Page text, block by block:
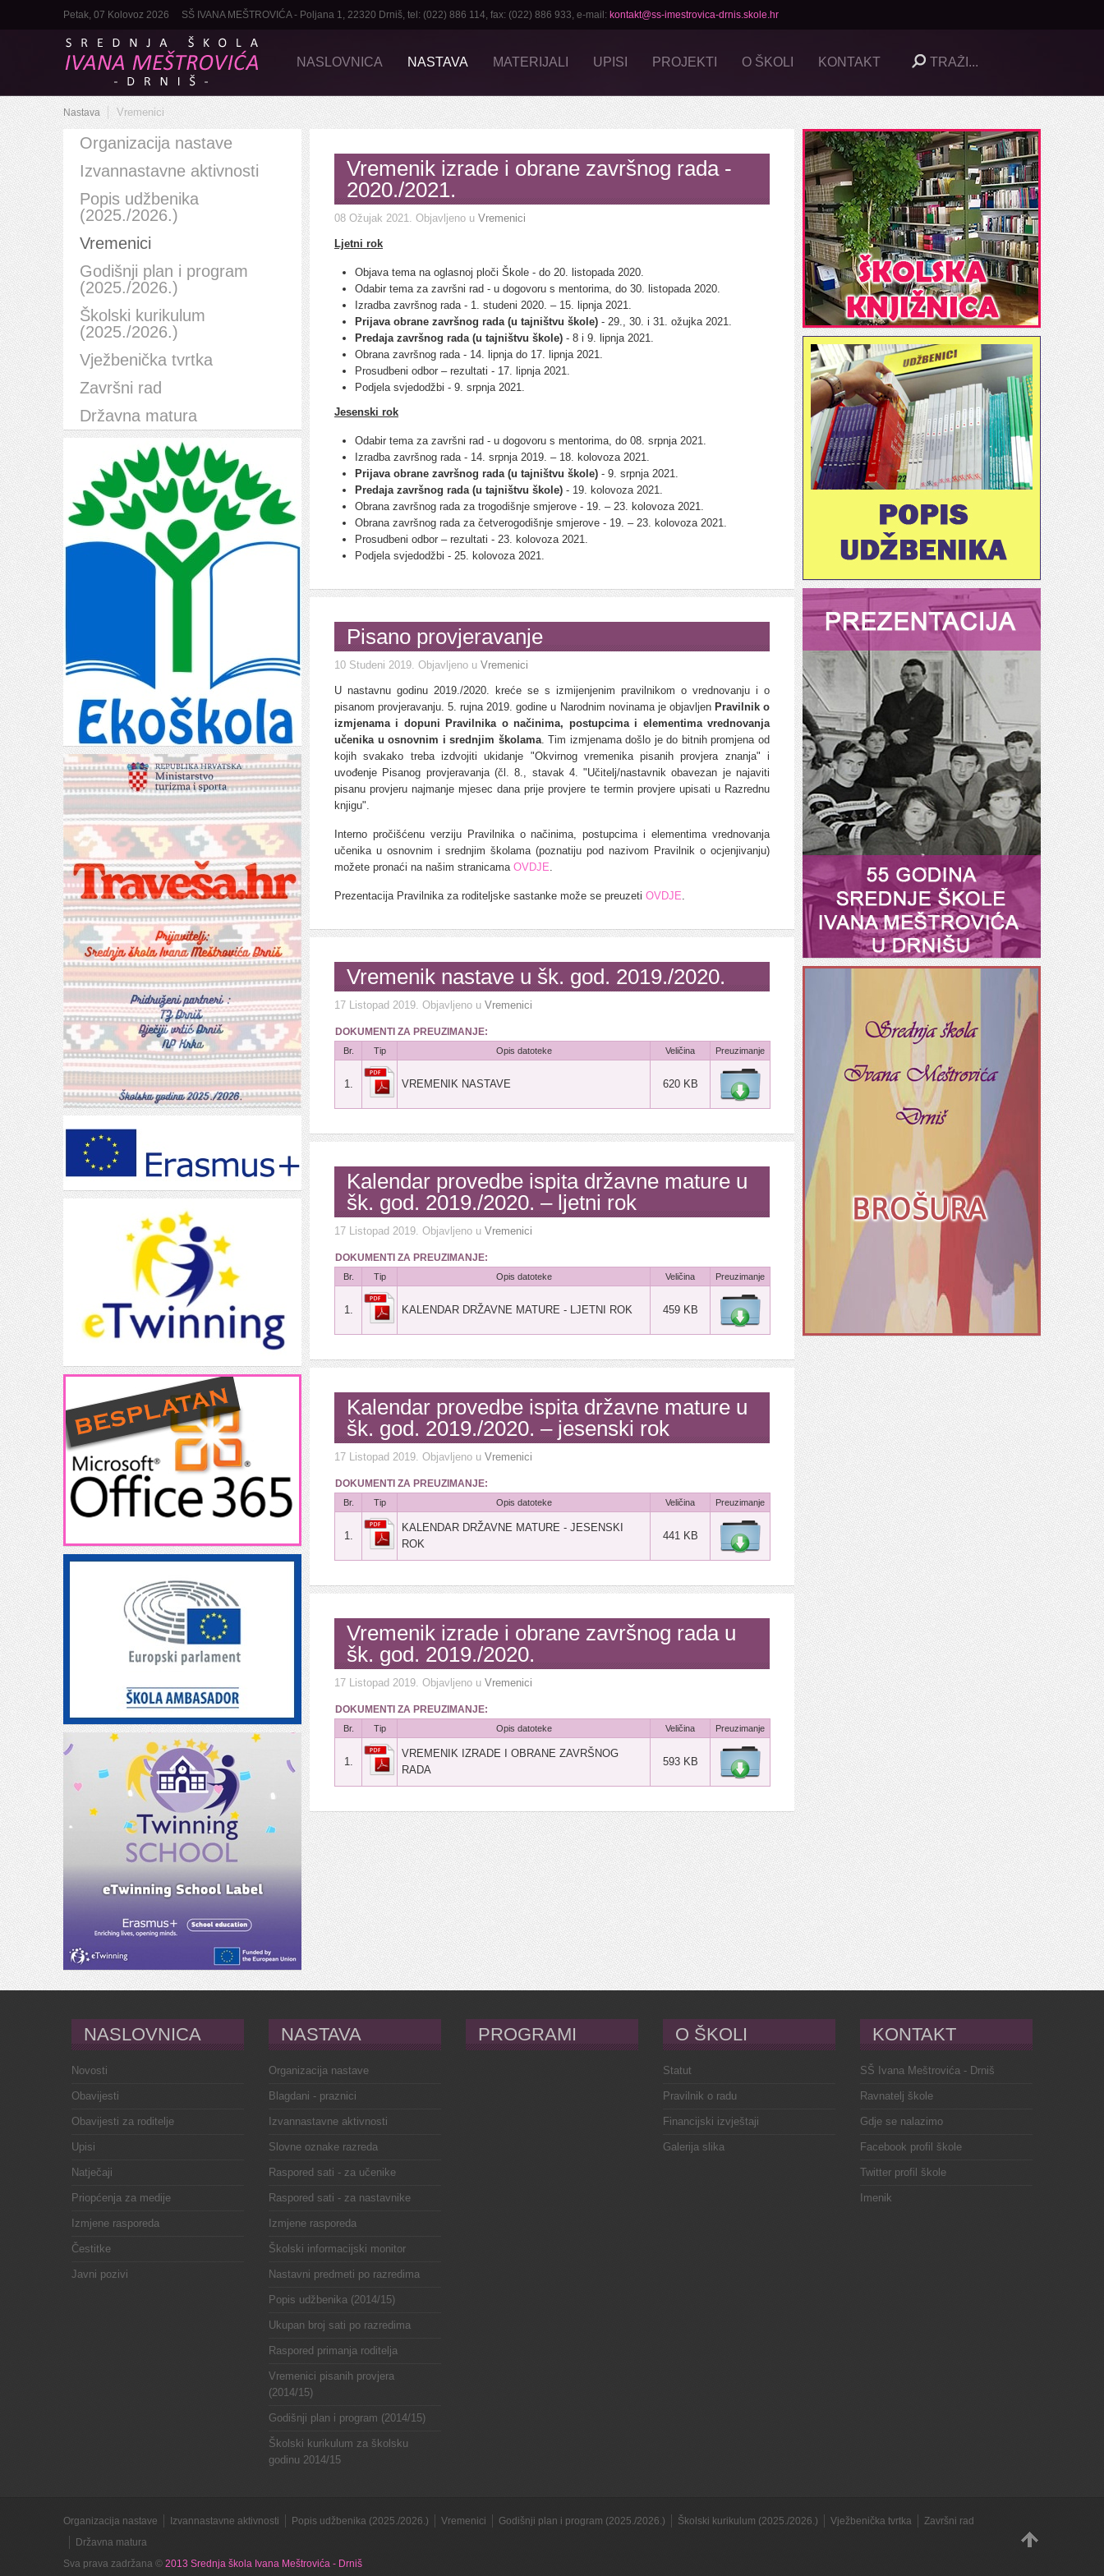
Petak, 07 Kolovoz 2026 SŠ IVANA MEŠTROVIĆA - Poljana 1, 22320 Drniš, tel: (022) 886 114, fax: (022) 886 933, e-mail: kontakt@ss-imestrovica-drnis.skole.hr
NASLOVNICA NASTAVA MATERIJALI UPISI PROJEKTI O ŠKOLI KONTAKT
Nastava Vremenici
Vremenik izrade i obrane završnog rada -
2020./2021.
08 Ožujak 2021. Objavljeno u Vremenici
Ljetni rok
Objava tema na oglasnoj ploči Škole - do 20. listopada 2020.
Odabir tema za završni rad - u dogovoru s mentorima, do 30. listopada 2020.
Izradba završnog rada - 1. studeni 2020. – 15. lipnja 2021.
Prijava obrane završnog rada (u tajništvu škole) - 29., 30. i 31. ožujka 2021.
Predaja završnog rada (u tajništvu škole) - 8 i 9. lipnja 2021.
Obrana završnog rada - 14. lipnja do 17. lipnja 2021.
Prosudbeni odbor – rezultati - 17. lipnja 2021.
Podjela svjedodžbi - 9. srpnja 2021.
Jesenski rok
Odabir tema za završni rad - u dogovoru s mentorima, do 08. srpnja 2021.
Izradba završnog rada - 14. srpnja 2019. – 18. kolovoza 2021.
Prijava obrane završnog rada (u tajništvu škole) - 9. srpnja 2021.
Predaja završnog rada (u tajništvu škole) - 19. kolovoza 2021.
Obrana završnog rada za trogodišnje smjerove - 19. – 23. kolovoza 2021.
Obrana završnog rada za četverogodišnje smjerove - 19. – 23. kolovoza 2021.
Prosudbeni odbor – rezultati - 23. kolovoza 2021.
Podjela svjedodžbi - 25. kolovoza 2021.
Pisano provjeravanje
10 Studeni 2019. Objavljeno u Vremenici
U nastavnu godinu 2019./2020. kreće se s izmijenjenim pravilnikom o vrednovanju i o
pisanom provjeravanju. 5. rujna 2019. godine u Narodnim novinama je objavljen Pravilnik o
izmjenama i dopuni Pravilnika o načinima, postupcima i elementima vrednovanja
učenika u osnovnim i srednjim školama. Tim izmjenama došlo je do bitnih promjena od
kojih svakako treba izdvojiti ukidanje "Okvirnog vremenika pisanih provjera znanja" i
uvođenje Pisanog provjeravanja (čl. 8., stavak 4. "Učitelj/nastavnik obavezan je najaviti
pisanu provjeru najmanje mjesec dana prije provjere te termin provjere upisati u Razrednu
knjigu".
Interno pročišćenu verziju Pravilnika o načinima, postupcima i elementima vrednovanja
učenika u osnovnim i srednjim školama (poznatiju pod nazivom Pravilnik o ocjenjivanju)
možete pronaći na našim stranicama OVDJE.
Prezentacija Pravilnika za roditeljske sastanke može se preuzeti OVDJE.
Vremenik nastave u šk. god. 2019./2020.
17 Listopad 2019. Objavljeno u Vremenici
DOKUMENTI ZA PREUZIMANJE:
Br. Tip Opis datoteke Veličina Preuzimanje
1. VREMENIK NASTAVE 620 KB
Kalendar provedbe ispita državne mature u
šk. god. 2019./2020. – ljetni rok
17 Listopad 2019. Objavljeno u Vremenici
DOKUMENTI ZA PREUZIMANJE:
Br. Tip Opis datoteke Veličina Preuzimanje
1. KALENDAR DRŽAVNE MATURE - LJETNI ROK 459 KB
Kalendar provedbe ispita državne mature u
šk. god. 2019./2020. – jesenski rok
17 Listopad 2019. Objavljeno u Vremenici
DOKUMENTI ZA PREUZIMANJE:
Br. Tip Opis datoteke Veličina Preuzimanje
1.
KALENDAR DRŽAVNE MATURE - JESENSKI
ROK
441 KB
Vremenik izrade i obrane završnog rada u
šk. god. 2019./2020.
17 Listopad 2019. Objavljeno u Vremenici
DOKUMENTI ZA PREUZIMANJE:
Br. Tip Opis datoteke Veličina Preuzimanje
1.
VREMENIK IZRADE I OBRANE ZAVRŠNOG
RADA
593 KB
Organizacija nastave
Izvannastavne aktivnosti
Popis udžbenika
(2025./2026.)
Vremenici
Godišnji plan i program
(2025./2026.)
Školski kurikulum
(2025./2026.)
Vježbenička tvrtka
Završni rad
Državna matura
NASLOVNICA
Novosti
Obavijesti
Obavijesti za roditelje
Upisi
Natječaji
Priopćenja za medije
Izmjene rasporeda
Čestitke
Javni pozivi
NASTAVA
Organizacija nastave
Blagdani - praznici
Izvannastavne aktivnosti
Slovne oznake razreda
Raspored sati - za učenike
Raspored sati - za nastavnike
Izmjene rasporeda
Školski informacijski monitor
Nastavni predmeti po razredima
Popis udžbenika (2014/15)
Ukupan broj sati po razredima
Raspored primanja roditelja
Vremenici pisanih provjera
(2014/15)
Godišnji plan i program (2014/15)
Školski kurikulum za školsku
godinu 2014/15
PROGRAMI O ŠKOLI
Statut
Pravilnik o radu
Financijski izvještaji
Galerija slika
KONTAKT
SŠ Ivana Meštrovića - Drniš
Ravnatelj škole
Gdje se nalazimo
Facebook profil škole
Twitter profil škole
Imenik
Organizacija nastave Izvannastavne aktivnosti Popis udžbenika (2025./2026.) Vremenici Godišnji plan i program (2025./2026.) Školski kurikulum (2025./2026.) Vježbenička tvrtka
Završni rad
Državna matura
Sva prava zadržana © 2013 Srednja škola Ivana Meštrovića - Drniš